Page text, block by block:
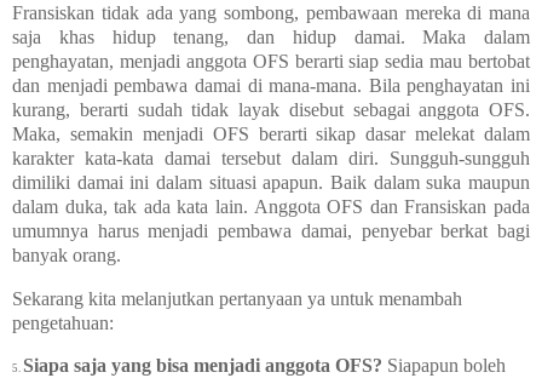
Fransiskan tidak ada yang sombong, pembawaan mereka di mana
saja khas hidup tenang, dan hidup damai. Maka dalam
penghayatan, menjadi anggota OFS berarti siap sedia mau bertobat
dan menjadi pembawa damai di mana-mana. Bila penghayatan ini
kurang, berarti sudah tidak layak disebut sebagai anggota OFS.
Maka, semakin menjadi OFS berarti sikap dasar melekat dalam
karakter kata-kata damai tersebut dalam diri. Sungguh-sungguh
dimiliki damai ini dalam situasi apapun. Baik dalam suka maupun
dalam duka, tak ada kata lain. Anggota OFS dan Fransiskan pada
umumnya harus menjadi pembawa damai, penyebar berkat bagi
banyak orang.
Sekarang kita melanjutkan pertanyaan ya untuk menambah
pengetahuan:
Siapa saja yang bisa menjadi anggota OFS? Siapapun boleh